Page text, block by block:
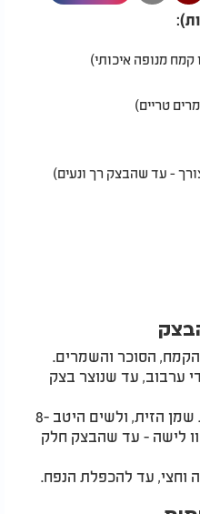
):
מנופה איכותי)
)
- עד שהבצק רך ונעים)
הסוכר והשמרים.
ערבוב, עד שנוצר בצק
בסוף מוסיפים את המלח ואת שמן הזית, ולשים היטב 8-
וו לישה - עד שהבצק חלק
וחצי, עד להכפלת הנפח.